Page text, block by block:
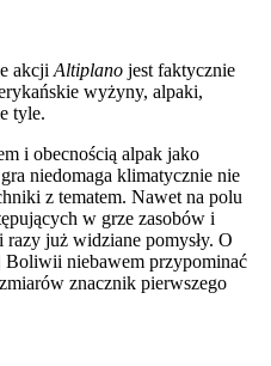
akcji Altiplano jest faktycznie
wyżyny, alpaki,
tyle.
i obecnością alpak jako
niedomaga klimatycznie nie
z tematem. Nawet na polu
w grze zasobów i
już widziane pomysły. O
Boliwii niebawem przypominać
znacznik pierwszego